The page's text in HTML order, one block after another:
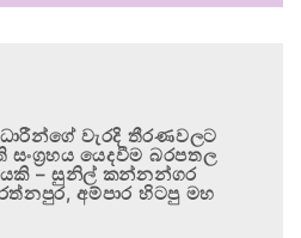
වැරදි තීරණවලට
යෙදවීම බරපතල
– සුනිල් කන්නන්ගර
අම්පාර හිටපු මහ